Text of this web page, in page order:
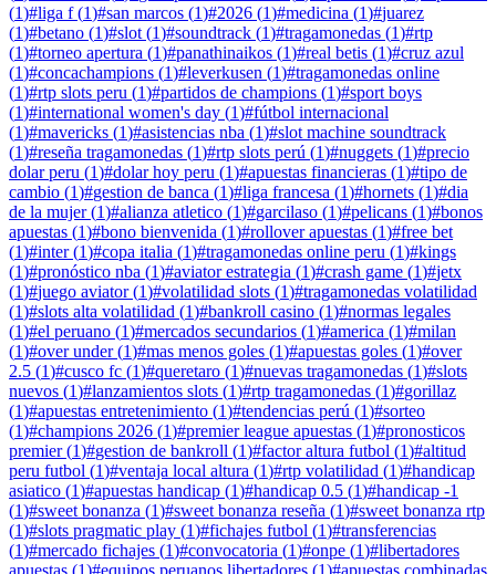
(1)#liga f(1)#san marcos (1)#2026 (1)#medicina (1)#juarez
(1)#betano (1)#slot (1)#soundtrack (1)#tragamonedas (1)#rtp
(1)#torneo apertura (1)#panathinaikos (1)#real betis (1)#cruz azul
(1)#concachampions (1)#leverkusen (1)#tragamonedas online
(1)#rtp slots peru (1)#partidos de champions (1)#sport boys
(1)#international women's day (1)#fútbol internacional
(1)#mavericks (1)#asistencias nba (1)#slot machine soundtrack
(1)#reseña tragamonedas (1)#rtp slots perú (1)#nuggets (1)#precio
dolar peru (1)#dolar hoy peru (1)#apuestas financieras (1)#tipo de
cambio (1)#gestion de banca (1)#liga francesa (1)#hornets (1)#dia
de la mujer(1)#alianza atletico (1)#garcilaso (1)#pelicans (1)#bonos
apuestas (1)#bono bienvenida (1)#rollover apuestas (1)#free bet
(1)#inter(1)#copa italia (1)#tragamonedas online peru (1)#kings
(1)#pronóstico nba (1)#aviator estrategia (1)#crash game (1)#jetx
(1)#juego aviator(1)#volatilidad slots (1)#tragamonedas volatilidad
(1)#slots alta volatilidad (1)#bankroll casino (1)#normas legales
(1)#el peruano (1)#mercados secundarios (1)#america (1)#milan
(1)#over under(1)#mas menos goles (1)#apuestas goles (1)#over
2.5 (1)#cusco fc (1)#queretaro (1)#nuevas tragamonedas (1)#slots
nuevos (1)#lanzamientos slots (1)#rtp tragamonedas (1)#gorillaz
(1)#apuestas entretenimiento (1)#tendencias perú (1)#sorteo
(1)#champions 2026 (1)#premier league apuestas (1)#pronosticos
premier(1)#gestion de bankroll (1)#factor altura futbol (1)#altitud
peru futbol (1)#ventaja local altura (1)#rtp volatilidad (1)#handicap
asiatico (1)#apuestas handicap (1)#handicap 0.5 (1)#handicap -1
(1)#sweet bonanza (1)#sweet bonanza reseña (1)#sweet bonanza rtp
(1)#slots pragmatic play (1)#fichajes futbol (1)#transferencias
(1)#mercado fichajes (1)#convocatoria (1)#onpe (1)#libertadores
apuestas (1)#equipos peruanos libertadores (1)#apuestas combinadas